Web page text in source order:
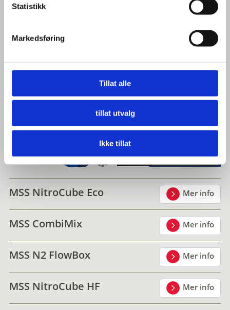
Statistikk
Markedsføring
Tillat alle
tillat utvalg
Ikke tillat
MSS NitroCube Eco Mer info
MSS CombiMix Mer info
MSS N2 FlowBox Mer info
MSS NitroCube HF Mer info